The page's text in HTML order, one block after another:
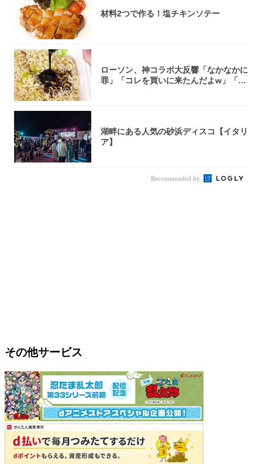
材料2つで作る！塩チキンソテー
ローソン、神コラボ大反響「なかなかに
罪」「コレを買いに来たんだよw」「３
湖畔にある人気の砂浜ディスコ【イタリ
ア】
Recommended by
その他サービス